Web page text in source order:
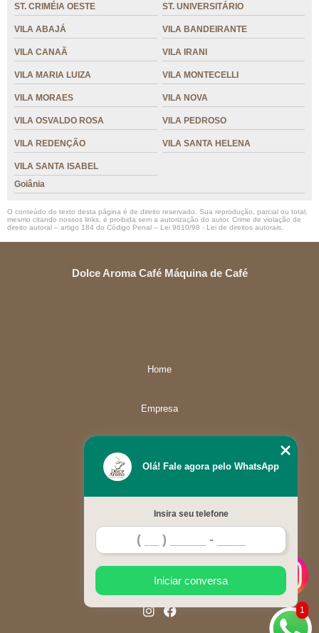
ST. CRIMÉIA OESTE ST. UNIVERSITÁRIO
VILA ABAJÁ VILA BANDEIRANTE
VILA CANAÃ VILA IRANI
VILA MARIA LUIZA VILA MONTECELLI
VILA MORAES VILA NOVA
VILA OSVALDO ROSA VILA PEDROSO
VILA REDENÇÃO VILA SANTA HELENA
VILA SANTA ISABEL
Goiânia
O conteúdo do texto desta página é de direito reservado. Sua reprodução, parcial ou total,
mesmo citando nossos links, é proibida sem a autorização do autor. Crime de violação de
direito autoral – artigo 184 do Código Penal – Lei 9610/98 - Lei de direitos autorais
Dolce Aroma Café Máquina de Café
Home
Empresa
Contato
Mapa do site
1
Olá! Fale agora pelo WhatsApp
Insira seu telefone
Iniciar conversa